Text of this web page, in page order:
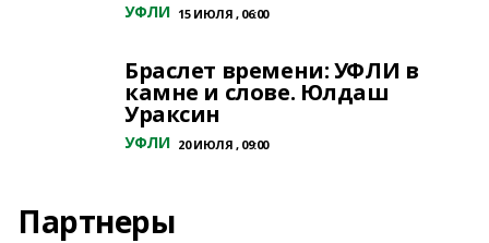
УФЛИ 15 ИЮЛЯ , 06:00
Браслет времени: УФЛИ в
камне и слове. Юлдаш
Ураксин
УФЛИ 20 ИЮЛЯ , 09:00
Партнеры